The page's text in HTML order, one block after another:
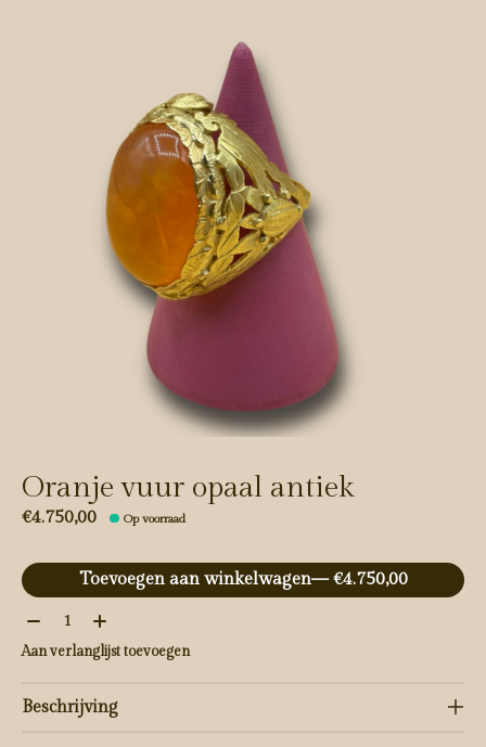
Oranje vuur opaal antiek
€4.750,00 Op voorraad
Toevoegen aan winkelwagen
— €4.750,00
Aantal:
Aan verlanglijst toevoegen
Beschrijving